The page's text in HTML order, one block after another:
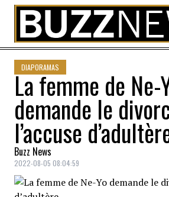
Skip to content
DIAPORAMAS
La femme de Ne-
demande le
l’accuse
Buzz News
2022-08-05 08:04:59